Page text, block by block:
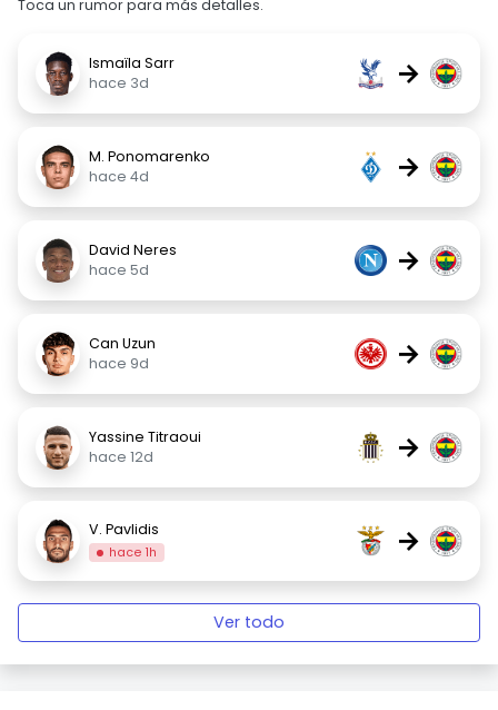
Toca un rumor para más detalles.
Ismaïla Sarr
hace 3d
→
M. Ponomarenko
hace 4d
→
David Neres
hace 5d
→
Can Uzun
hace 9d
→
Yassine Titraoui
hace 12d
→
V. Pavlidis
hace 1h →
Ver todo